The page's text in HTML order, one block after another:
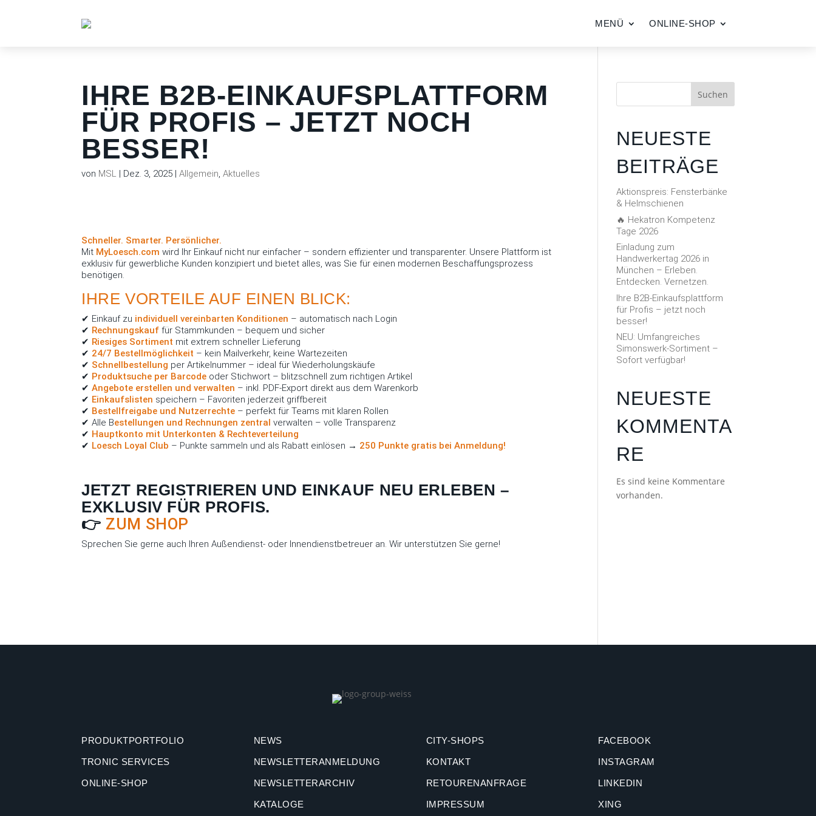
MENÜ ONLINE-SHOP
IHRE B2B-EINKAUFSPLATTFORM
FÜR PROFIS – JETZT NOCH
BESSER!
von MSL | Dez. 3, 2025 |Allgemein,Aktuelles
Schneller. Smarter. Persönlicher.
Mit MyLoesch.com wird Ihr Einkauf nicht nur einfacher – sondern effizienter und transparenter. Unsere Plattform ist
exklusiv für gewerbliche Kunden konzipiert und bietet alles, was Sie für einen modernen Beschaffungsprozess
benötigen.
IHRE VORTEILE AUF EINEN BLICK:
✔ Einkauf zu individuell vereinbarten Konditionen – automatisch nach Login
✔ Rechnungskauf für Stammkunden – bequem und sicher
✔ Riesiges Sortiment mit extrem schneller Lieferung
✔ 24/7 Bestellmöglichkeit – kein Mailverkehr, keine Wartezeiten
✔ Schnellbestellung per Artikelnummer – ideal für Wiederholungskäufe
✔ Produktsuche per Barcode oder Stichwort – blitzschnell zum richtigen Artikel
✔Angebote erstellen und verwalten – inkl. PDF-Export direkt aus dem Warenkorb
✔ Einkaufslisten speichern – Favoriten jederzeit griffbereit
✔ Bestellfreigabe und Nutzerrechte – perfekt für Teams mit klaren Rollen
✔ Alle Bestellungen und Rechnungen zentral verwalten – volle Transparenz
✔ Hauptkonto mit Unterkonten & Rechteverteilung
✔ Loesch Loyal Club – Punkte sammeln und als Rabatt einlösen → 250 Punkte gratis bei Anmeldung!
JETZT REGISTRIEREN UND EINKAUF NEU ERLEBEN –
EXKLUSIV FÜR PROFIS.
👉 ZUM SHOP
Sprechen Sie gerne auch Ihren Außendienst- oder Innendienstbetreuer an. Wir unterstützen Sie gerne!
Suchen
NEUESTE
BEITRÄGE
Aktionspreis: Fensterbänke
& Helmschienen
🔥 Hekatron Kompetenz
Tage 2026
Einladung zum
Handwerkertag 2026 in
München – Erleben.
Entdecken. Vernetzen.
Ihre B2B-Einkaufsplattform
für Profis – jetzt noch
besser!
NEU: Umfangreiches
Simonswerk-Sortiment –
Sofort verfügbar!
NEUESTE
KOMMENTA
RE
Es sind keine Kommentare
vorhanden.
PRODUKTPORTFOLIO
TRONIC SERVICES
ONLINE-SHOP
NEWS
NEWSLETTERANMELDUNG
NEWSLETTERARCHIV
KATALOGE
CITY-SHOPS
KONTAKT
RETOURENANFRAGE
IMPRESSUM
FACEBOOK
INSTAGRAM
LINKEDIN
XING